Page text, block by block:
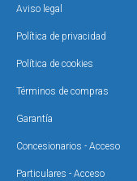
Aviso legal
Política de privacidad
Política de cookies
Términos de compras
Garantía
Concesionarios - Acceso
Particulares - Acceso